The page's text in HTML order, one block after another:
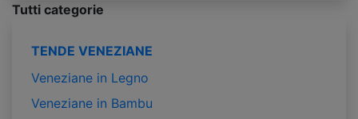
Tutti categorie
TENDE VENEZIANE
Veneziane in Legno
Veneziane in Bambu